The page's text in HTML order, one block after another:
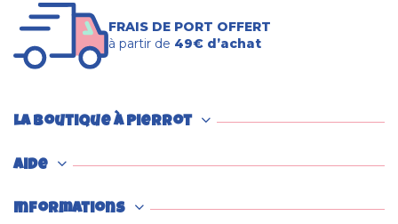
FRAIS DE PORT OFFERT
à partir de 49€ d’achat
La boutique à Pierrot
Aide
Informations